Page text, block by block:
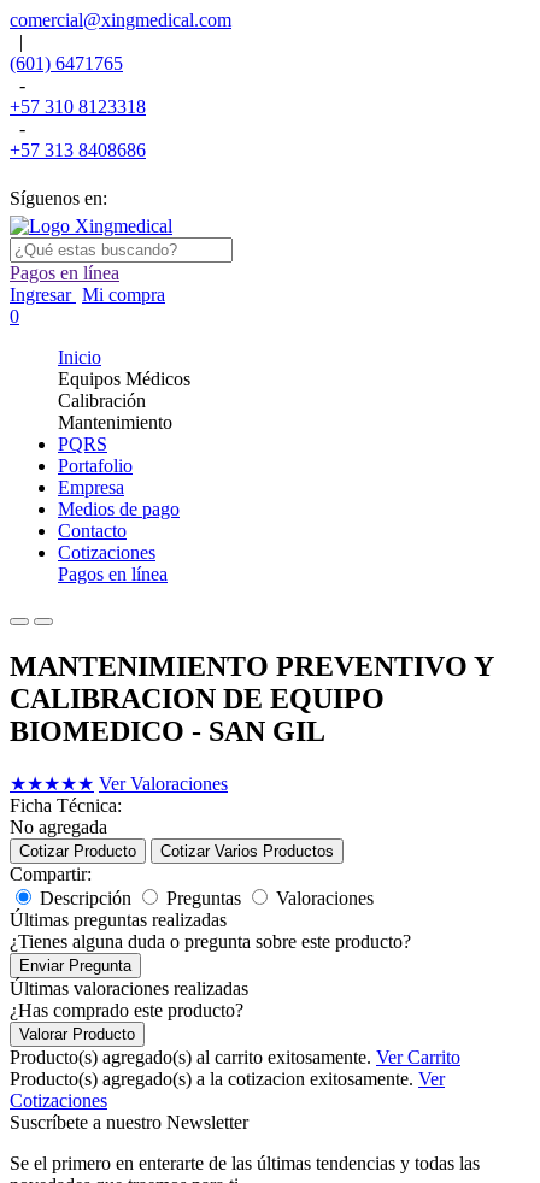
comercial@xingmedical.com
|
(601) 6471765
-
+57 310 8123318
-
+57 313 8408686
Síguenos en:
Pagos en línea
Ingresar Mi compra
0
Inicio
Equipos Médicos
Calibración
Mantenimiento
PQRS
Portafolio
Empresa
Medios de pago
Contacto
Cotizaciones
Pagos en línea
MANTENIMIENTO PREVENTIVO Y
CALIBRACION DE EQUIPO
BIOMEDICO - SAN GIL
★★★★★ Ver Valoraciones
Ficha Técnica:
No agregada
Cotizar Producto Cotizar Varios Productos
Compartir:
Descripción
Preguntas
Valoraciones
Últimas preguntas realizadas
¿Tienes alguna duda o pregunta sobre este producto?
Enviar Pregunta
Últimas valoraciones realizadas
¿Has comprado este producto?
Valorar Producto
Producto(s) agregado(s) al carrito exitosamente. Ver Carrito
Producto(s) agregado(s) a la cotizacion exitosamente. Ver
Cotizaciones
Suscríbete a nuestro Newsletter
Se el primero en enterarte de las últimas tendencias y todas las